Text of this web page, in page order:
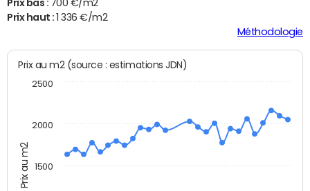
Prix bas : 700 €/m2
Prix haut :1 336 €/m2
Méthodologie
Prix au m2
Prix au m2 (source : estimations JDN)
1500
2000
2500